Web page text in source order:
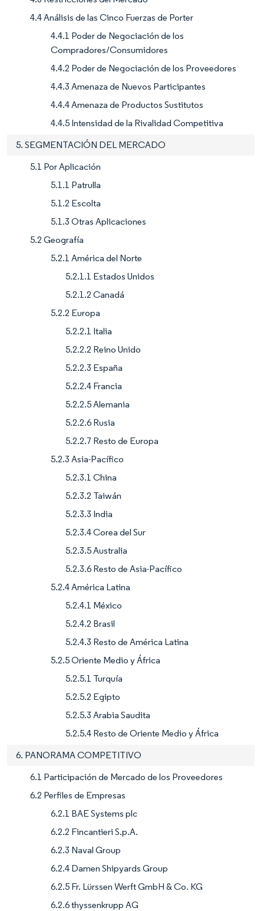
4.4 Análisis de las Cinco Fuerzas de Porter
4.4.1 Poder de Negociación de los
Compradores/Consumidores
4.4.2 Poder de Negociación de los Proveedores
4.4.3 Amenaza de Nuevos Participantes
4.4.4 Amenaza de Productos Sustitutos
4.4.5 Intensidad de la Rivalidad Competitiva
5. SEGMENTACIÓN DEL MERCADO
5.1 Por Aplicación
5.1.1 Patrulla
5.1.2 Escolta
5.1.3 Otras Aplicaciones
5.2 Geografía
5.2.1 América del Norte
5.2.1.1 Estados Unidos
5.2.1.2 Canadá
5.2.2 Europa
5.2.2.1 Italia
5.2.2.2 Reino Unido
5.2.2.3 España
5.2.2.4 Francia
5.2.2.5 Alemania
5.2.2.6 Rusia
5.2.2.7 Resto de Europa
5.2.3 Asia-Pacífico
5.2.3.1 China
5.2.3.2 Taiwán
5.2.3.3 India
5.2.3.4 Corea del Sur
5.2.3.5 Australia
5.2.3.6 Resto de Asia-Pacífico
5.2.4 América Latina
5.2.4.1 México
5.2.4.2 Brasil
5.2.4.3 Resto de América Latina
5.2.5 Oriente Medio y África
5.2.5.1 Turquía
5.2.5.2 Egipto
5.2.5.3 Arabia Saudita
5.2.5.4 Resto de Oriente Medio y África
6. PANORAMA COMPETITIVO
6.1 Participación de Mercado de los Proveedores
6.2 Perfiles de Empresas
6.2.1 BAE Systems plc
6.2.2 Fincantieri S.p.A.
6.2.3 Naval Group
6.2.4 Damen Shipyards Group
6.2.5 Fr. Lürssen Werft GmbH & Co. KG
6.2.6 thyssenkrupp AG